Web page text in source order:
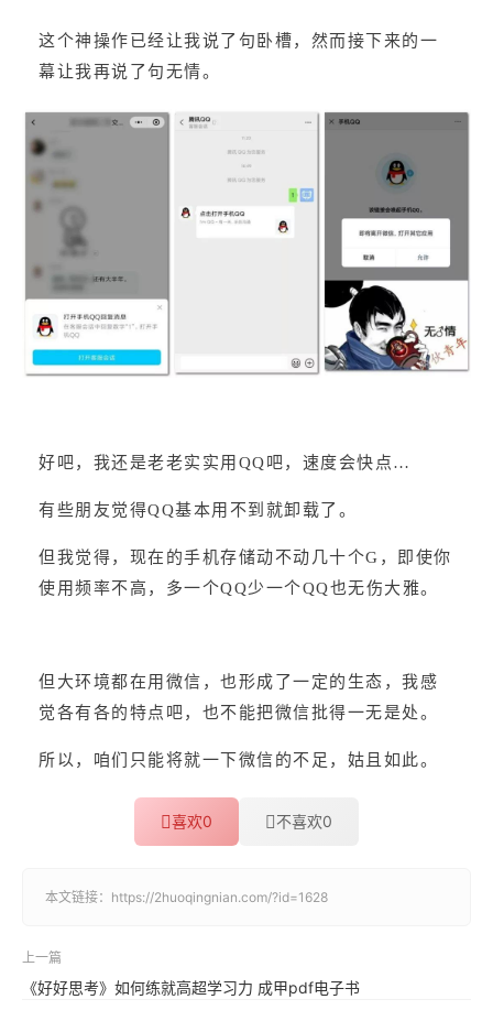
这个神操作已经让我说了句卧槽，然而接下来的一
幕让我再说了句无情。
好吧，我还是老老实实用QQ吧，速度会快点…
有些朋友觉得QQ基本用不到就卸载了。
但我觉得，现在的手机存储动不动几十个G，即使你
使用频率不高，多一个QQ少一个QQ也无伤大雅。
但大环境都在用微信，也形成了一定的生态，我感
觉各有各的特点吧，也不能把微信批得一无是处。
所以，咱们只能将就一下微信的不足，姑且如此。
喜欢0 不喜欢0
本文链接： https://2huoqingnian.com/?id=1628
上一篇
《好好思考》如何练就高超学习力 成甲pdf电子书